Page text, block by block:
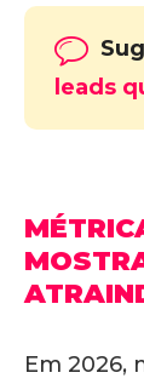
leads
Em 2026,